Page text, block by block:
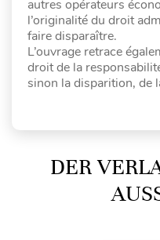
autres opérateurs
l’originalité du droit
faire disparaître.
L’ouvrage retrace
droit de la
sinon la disparition, de
DER